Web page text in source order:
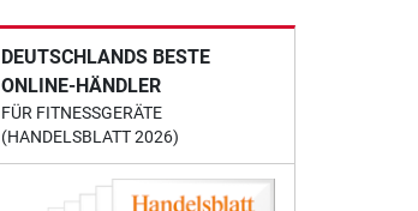
DEUTSCHLANDS BESTE
ONLINE-HÄNDLER
FÜR FITNESSGERÄTE
(HANDELSBLATT 2026)